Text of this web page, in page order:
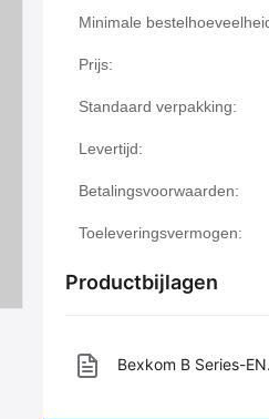
Minimale
Prijs:
Standaard verpakking:
Levertijd:
Betalingsvoorwaarden:
Toeleveringsvermogen:
Productbijlagen
Bexkom B Series-